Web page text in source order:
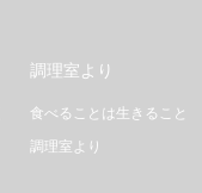
調理室より
食べることは生きること
調理室より